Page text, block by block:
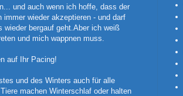
und auch wenn ich hoffe, dass der
wieder akzeptieren - und darf
wieder bergauf geht.Aber ich weiß
und mich wappnen muss.
auf Ihr Pacing!
und des Winters auch für alle
machen Winterschlaf oder halten